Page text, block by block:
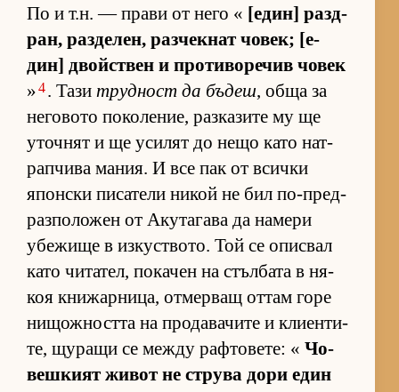
По и т.н. — прави от него « [е­дин] раз­д­
ран, раз­де­лен, раз­чек­нат чо­век; [е­
дин] двойс­т­вен и про­ти­во­ре­чив чо­век
»4. Тази труд­ност да бъ­деш, обща за
не­го­вото по­ко­ле­ние, раз­ка­зите му ще
уточ­нят и ще уси­лят до нещо като нат­
рап­чива ма­ния. И все пак от всички
япон­ски пи­са­тели ни­кой не бил по-пред­
раз­по­ло­жен от Аку­та­гава да на­мери
убе­жище в из­кус­т­во­то. Той се опис­вал
като чи­та­тел, по­ка­чен на стъл­бата в ня­
коя кни­жар­ни­ца, от­мер­ващ от­там горе
ни­щож­ността на про­да­ва­чите и кли­ен­ти­
те, щу­ращи се между раф­то­ве­те: « Чо­
веш­кият жи­вот не струва дори един